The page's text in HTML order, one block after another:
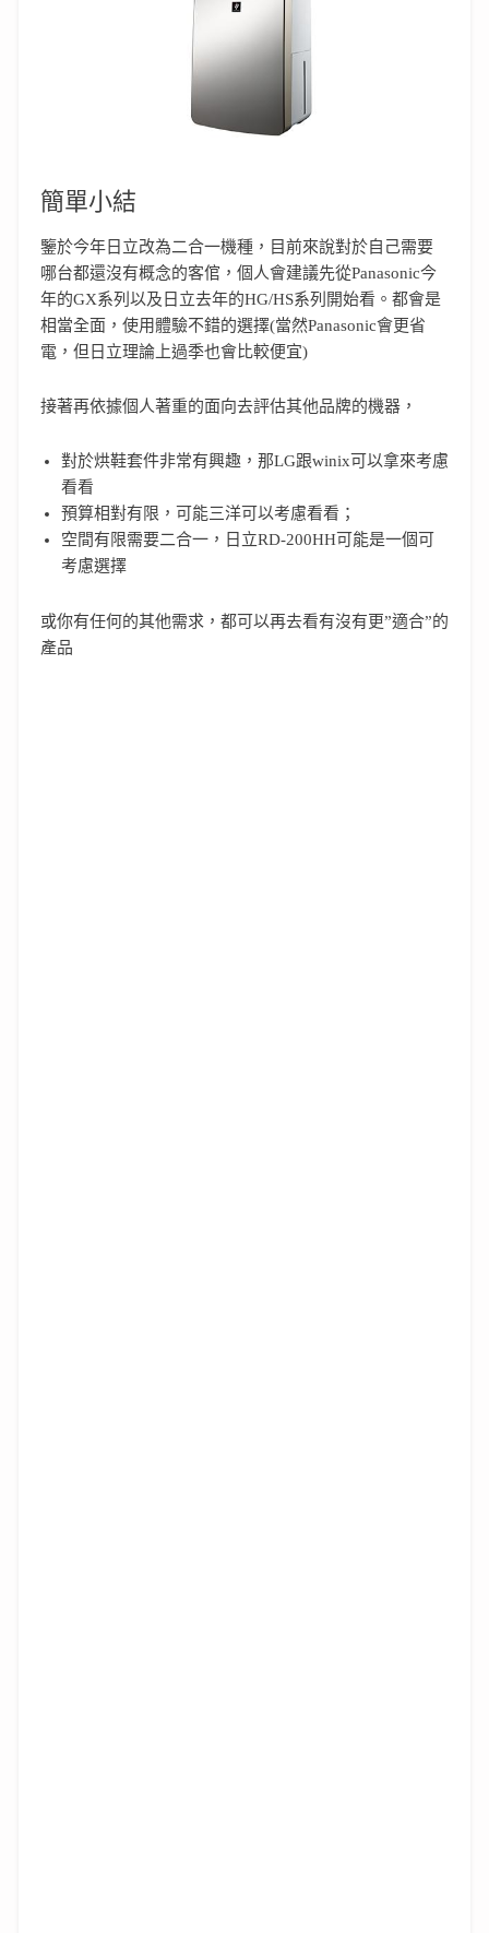
簡單小結
鑒於今年日立改為二合一機種，目前來說對於自己需要
哪台都還沒有概念的客倌，個人會建議先從Panasonic今
年的GX系列以及日立去年的HG/HS系列開始看。都會是
相當全面，使用體驗不錯的選擇(當然Panasonic會更省
電，但日立理論上過季也會比較便宜)
接著再依據個人著重的面向去評估其他品牌的機器，
對於烘鞋套件非常有興趣，那LG跟winix可以拿來考慮
看看
預算相對有限，可能三洋可以考慮看看；
空間有限需要二合一，日立RD-200HH可能是一個可
考慮選擇
或你有任何的其他需求，都可以再去看有沒有更”適合”的
產品